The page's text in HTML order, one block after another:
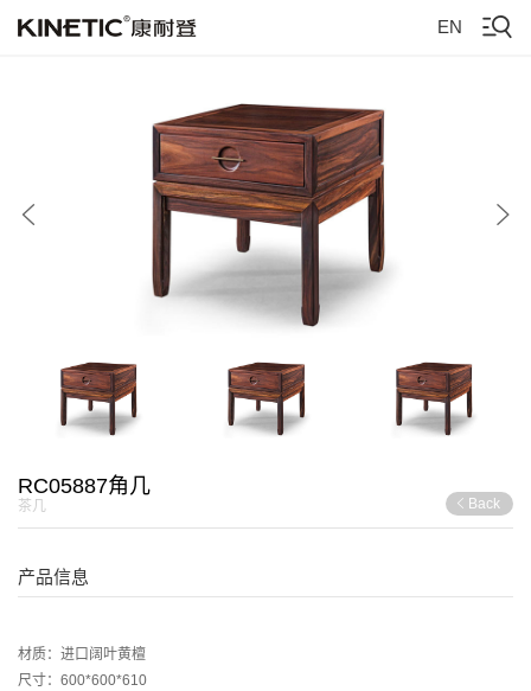
EN
RC05887角几
茶几 Back
产品信息
材质：进口阔叶黄檀
尺寸：600*600*610